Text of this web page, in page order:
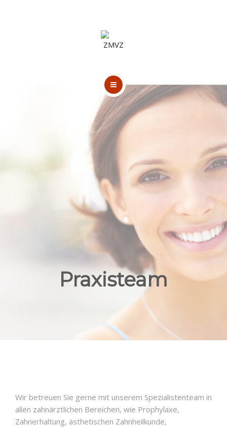
Praxisteam
Wir betreuen Sie gerne mit unserem Spezialistenteam in
allen zahnärztlichen Bereichen, wie Prophylaxe,
Zahnerhaltung, ästhetischen Zahnheilkunde,